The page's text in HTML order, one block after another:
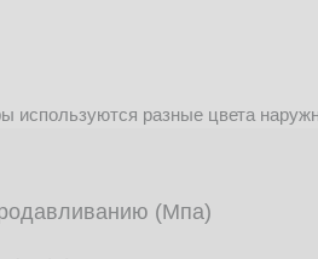
используются разные цвета
(Мпа)